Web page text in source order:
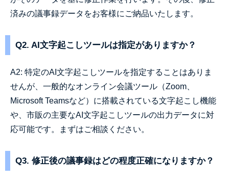
済みの議事録データをお客様にご納品いたします。
Q2. AI文字起こしツールは指定がありますか？
A2: 特定のAI文字起こしツールを指定することはありま
せんが、一般的なオンライン会議ツール（Zoom、
Microsoft Teamsなど）に搭載されている文字起こし機能
や、市販の主要なAI文字起こしツールの出力データに対
応可能です。まずはご相談ください。
Q3. 修正後の議事録はどの程度正確になりますか？